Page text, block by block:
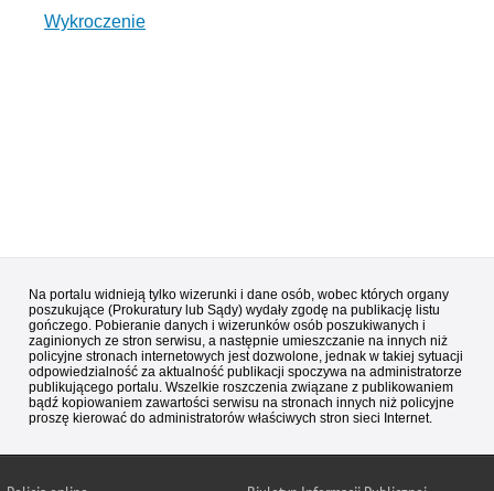
Wykroczenie
Na portalu widnieją tylko wizerunki i dane osób, wobec których organy
poszukujące (Prokuratury lub Sądy) wydały zgodę na publikację listu
gończego. Pobieranie danych i wizerunków osób poszukiwanych i
zaginionych ze stron serwisu, a następnie umieszczanie na innych niż
policyjne stronach internetowych jest dozwolone, jednak w takiej sytuacji
odpowiedzialność za aktualność publikacji spoczywa na administratorze
publikującego portalu. Wszelkie roszczenia związane z publikowaniem
bądź kopiowaniem zawartości serwisu na stronach innych niż policyjne
proszę kierować do administratorów właściwych stron sieci Internet.